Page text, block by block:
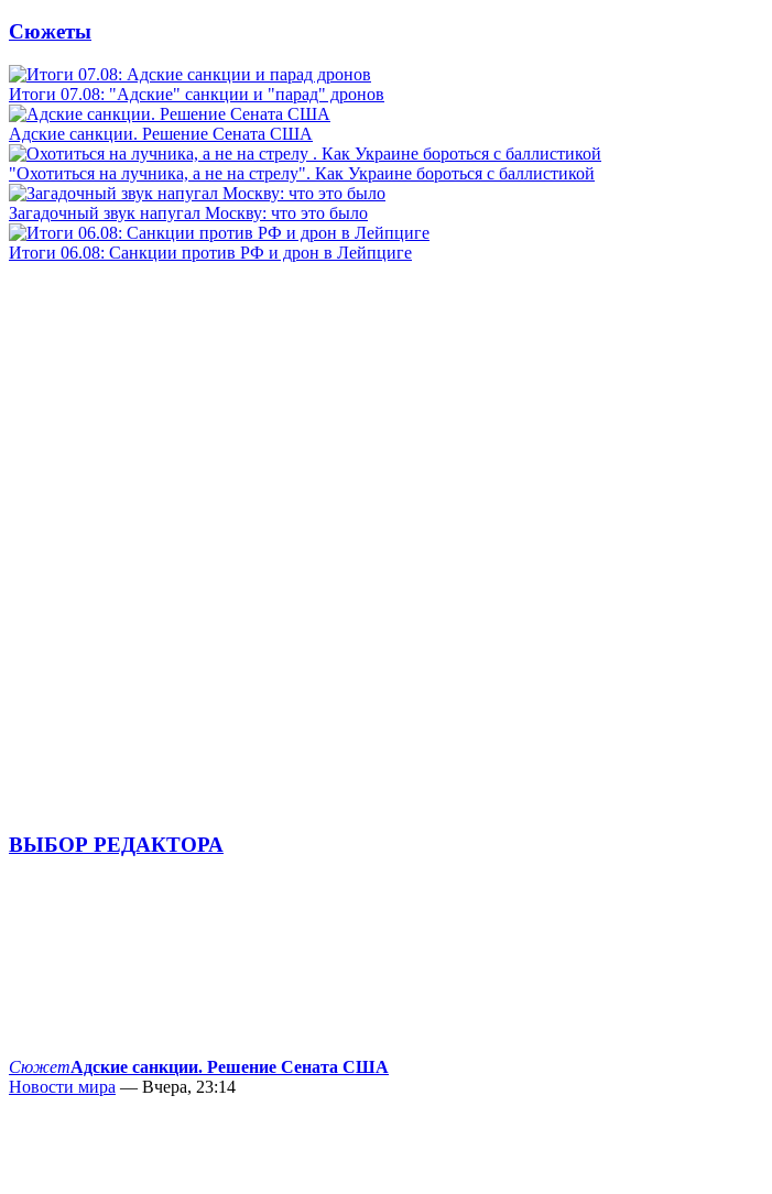
Сюжеты
Итоги 07.08: "Адские" санкции и "парад" дронов
Адские санкции. Решение Сената США
"Охотиться на лучника, а не на стрелу". Как Украине бороться с баллистикой
Загадочный звук напугал Москву: что это было
Итоги 06.08: Санкции против РФ и дрон в Лейпциге
ВЫБОР РЕДАКТОРА
СюжетАдские санкции. Решение Сената США
Новости мира — Вчера, 23:14